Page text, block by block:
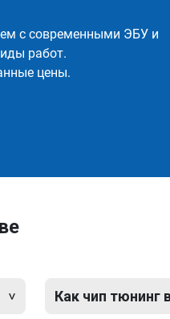
с современными ЭБУ и
работ.
цены.
Как чип тюнинг